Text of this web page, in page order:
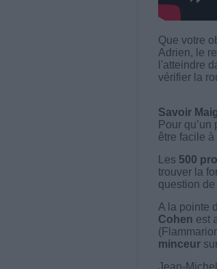
Que votre
Adrien, le
l'atteindre
vérifier la
Savoir
Pour
être facile
Les 500
trouver la
question
A la pointe
Cohen est
minceur
Jean-